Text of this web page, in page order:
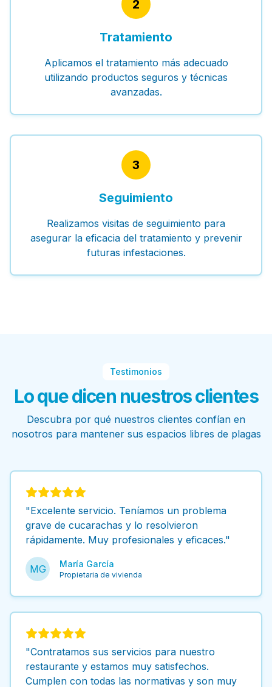
2
Tratamiento
Aplicamos el tratamiento más adecuado
utilizando productos seguros y técnicas
avanzadas.
3
Seguimiento
Realizamos visitas de seguimiento para
asegurar la eficacia del tratamiento y prevenir
futuras infestaciones.
Testimonios
Lo que dicen nuestros clientes
Descubra por qué nuestros clientes confían en
nosotros para mantener sus espacios libres de plagas
"Excelente servicio. Teníamos un problema
grave de cucarachas y lo resolvieron
rápidamente. Muy profesionales y eficaces."
MG María García
Propietaria de vivienda
"Contratamos sus servicios para nuestro
restaurante y estamos muy satisfechos.
Cumplen con todas las normativas y son muy